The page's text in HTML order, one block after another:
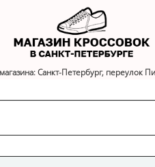
Санкт-Петербург, переулок